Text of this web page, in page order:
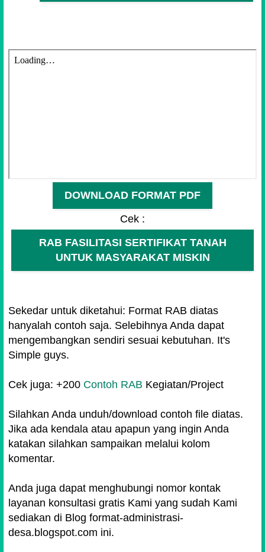
DOWNLOAD FORMAT PDF
Cek :
RAB FASILITASI SERTIFIKAT TANAH
UNTUK MASYARAKAT MISKIN
Sekedar untuk diketahui: Format RAB diatas
hanyalah contoh saja. Selebihnya Anda dapat
mengembangkan sendiri sesuai kebutuhan. It's
Simple guys.
Cek juga: +200 Contoh RAB Kegiatan/Project
Silahkan Anda unduh/download contoh file diatas.
Jika ada kendala atau apapun yang ingin Anda
katakan silahkan sampaikan melalui kolom
komentar.
Anda juga dapat menghubungi nomor kontak
layanan konsultasi gratis Kami yang sudah Kami
sediakan di Blog format-administrasi-
desa.blogspot.com ini.